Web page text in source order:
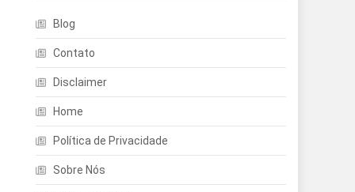
Blog
Contato
Disclaimer
Home
Política de Privacidade
Sobre Nós